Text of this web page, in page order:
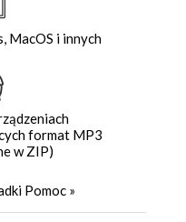
MacOS i innych
format MP3
w ZIP)
Pomoc »